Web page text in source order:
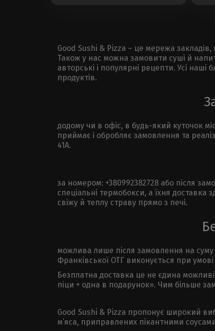
Good Sushi & Pizza – це мережа
Також у нас можна замовити суші й
авторські і популярні рецепти. Усі
продуктів.
додому чи в офіс, в будь-який куточок
приймає і обробляє замовлення та
41А.
за номером: +380992382728 або після
спеціальні термобокси, а їхня
свіжу й теплу страву прямо з печі.
можлива лише після замовлення на суму
Франківської ОТГ виконується при
Безплатна доставка це не єдина
піци + одна в подарунок». Чим більше
Good Sushi & Pizza пропонує широкий
м’яса, приправлених пікантними